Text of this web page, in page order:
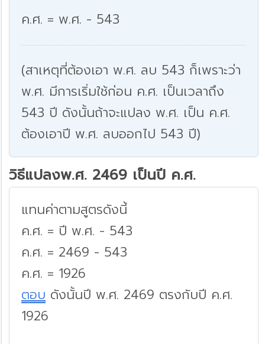
ค.ศ. = พ.ศ. - 543
(สาเหตุที่ต้องเอา พ.ศ. ลบ 543 ก็เพราะว่า
พ.ศ. มีการเริ่มใช้ก่อน ค.ศ. เป็นเวลาถึง
543 ปี ดังนั้นถ้าจะแปลง พ.ศ. เป็น ค.ศ.
ต้องเอาปี พ.ศ. ลบออกไป 543 ปี)
วิธีแปลงพ.ศ. 2469 เป็นปี ค.ศ.
แทนค่าตามสูตรดังนี้
ค.ศ. = ปี พ.ศ. - 543
ค.ศ. = 2469 - 543
ค.ศ. = 1926
ตอบ ดังนั้นปี พ.ศ. 2469 ตรงกับปี ค.ศ.
1926